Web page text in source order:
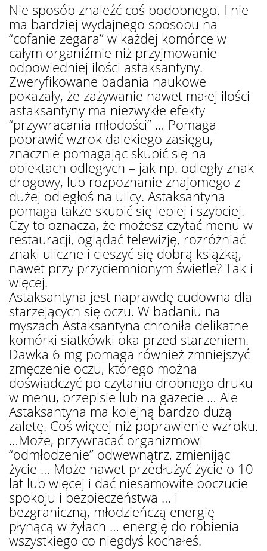
Nie sposób znaleźć coś podobnego. I nie
ma bardziej wydajnego sposobu na
“cofanie zegara” w każdej komórce w
całym organiźmie niż przyjmowanie
odpowiedniej ilości astaksantyny.
Zweryfikowane badania naukowe
pokazały, że zażywanie nawet małej ilości
astaksantyny ma niezwykłe efekty
“przywracania młodości” … Pomaga
poprawić wzrok dalekiego zasięgu,
znacznie pomagając skupić się na
obiektach odległych – jak np. odległy znak
drogowy, lub rozpoznanie znajomego z
dużej odległoś na ulicy. Astaksantyna
pomaga także skupić się lepiej i szybciej.
Czy to oznacza, że możesz czytać menu w
restauracji, oglądać telewizję, rozróżniać
znaki uliczne i cieszyć się dobrą książką,
nawet przy przyciemnionym świetle? Tak i
więcej.
Astaksantyna jest naprawdę cudowna dla
starzejących się oczu. W badaniu na
myszach Astaksantyna chroniła delikatne
komórki siatkówki oka przed starzeniem.
Dawka 6 mg pomaga również zmniejszyć
zmęczenie oczu, którego można
doświadczyć po czytaniu drobnego druku
w menu, przepisie lub na gazecie … Ale
Astaksantyna ma kolejną bardzo dużą
zaletę. Coś więcej niż poprawienie wzroku.
…Może, przywracać organizmowi
“odmłodzenie” odwewnątrz, zmienijąc
życie … Może nawet przedłużyć życie o 10
lat lub więcej i dać niesamowite poczucie
spokoju i bezpieczeństwa … i
bezgraniczną, młodzieńczą energię
płynącą w żyłach … energię do robienia
wszystkiego co niegdyś kochałeś.